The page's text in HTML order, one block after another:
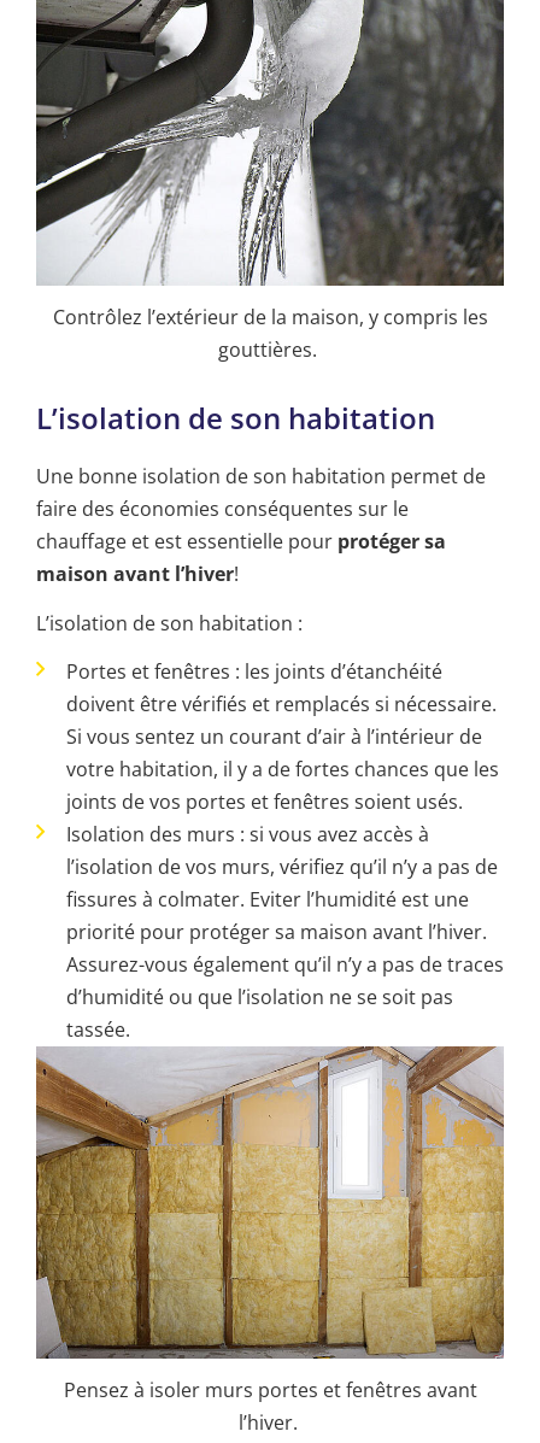
Contrôlez l’extérieur de la maison, y compris les
gouttières.
L’isolation de son habitation
Une bonne isolation de son habitation permet de
faire des économies conséquentes sur le
chauffage et est essentielle pour protéger sa
maison avant l’hiver!
L’isolation de son habitation :
Portes et fenêtres : les joints d’étanchéité
doivent être vérifiés et remplacés si nécessaire.
Si vous sentez un courant d’air à l’intérieur de
votre habitation, il y a de fortes chances que les
joints de vos portes et fenêtres soient usés.
Isolation des murs : si vous avez accès à
l’isolation de vos murs, vérifiez qu’il n’y a pas de
fissures à colmater. Eviter l’humidité est une
priorité pour protéger sa maison avant l’hiver.
Assurez-vous également qu’il n’y a pas de traces
d’humidité ou que l’isolation ne se soit pas
tassée.
Pensez à isoler murs portes et fenêtres avant
l’hiver.